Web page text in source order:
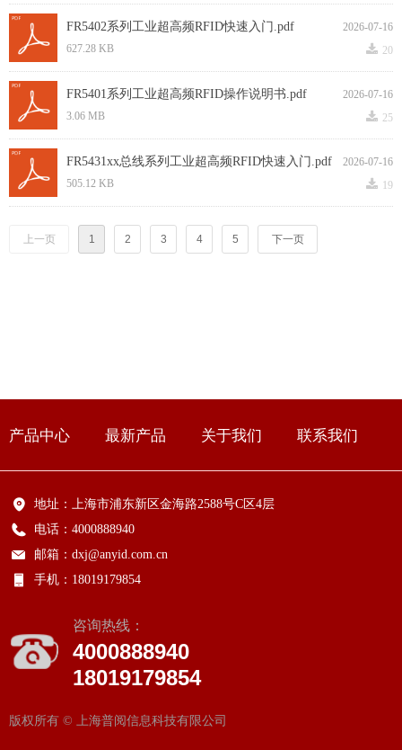
2026-07-16
FR5402系列工业超高频RFID快速入门.pdf
끂 20
627.28 KB
2026-07-16
FR5401系列工业超高频RFID操作说明书.pdf
끂 25
3.06 MB
2026-07-16
FR5431xx总线系列工业超高频RFID快速入门.pdf
끂 19
505.12 KB
上一页 1 2 3 4 5 下一页
地址： 上海市浦东新区金海路2588号C区4层
电话： 4000888940
邮箱： dxj@anyid.com.cn
手机： 18019179854
产品中心 最新产品 关于我们 联系我们
咨询热线：
4000888940
18019179854
版权所有 © 上海普阅信息科技有限公司